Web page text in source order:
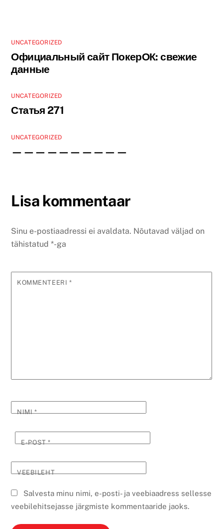
UNCATEGORIZED
Официальный сайт ПокерОК: свежие
данные
UNCATEGORIZED
Статья 271
UNCATEGORIZED
——————————
Lisa kommentaar
Sinu e-postiaadressi ei avaldata. Nõutavad väljad on
tähistatud*-ga
KOMMENTEERI *
NIMI*
E-POST*
VEEBILEHT
Salvesta minu nimi, e-posti- ja veebiaadress sellesse
veebilehitsejasse järgmiste kommentaaride jaoks.